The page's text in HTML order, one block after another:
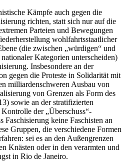
Kämpfe auch gegen die
richten, statt sich nur auf die
Parteien und Bewegungen
wohlfahrtsstaatlicher
(die zwischen „würdigen“ und
Kategorien unterscheiden)
Insbesondere an der
gegen die Proteste in Solidarität mit
milliardenschweren Ausbau von
von Grenzen als Form des
sowie an der stratifizierten
der „Überschuss“-
Faschisierung keine Faschisten an
Gruppen, die verschiedene Formen
sei es an den Außengrenzen
Knästen oder in den verarmten und
in Rio de Janeiro.